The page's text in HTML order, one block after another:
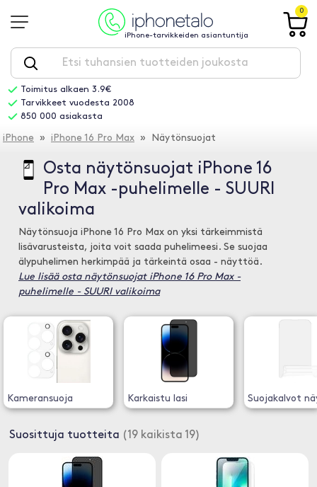
iPhone-tarvikkeiden asiantuntija
0
Toimitus alkaen 3.9€
Tarvikkeet vuodesta 2008
850 000 asiakasta
iPhone » iPhone 16 Pro Max » Näytönsuojat
Osta näytönsuojat iPhone 16
Pro Max -puhelimelle - SUURI
valikoima
Näytönsuoja iPhone 16 Pro Max on yksi tärkeimmistä
lisävarusteista, joita voit saada puhelimeesi. Se suojaa
älypuhelimen herkimpää ja tärkeintä osaa - näyttöä.
Lue lisää osta näytönsuojat iPhone 16 Pro Max -
puhelimelle - SUURI valikoima
Kameransuoja Karkaistu lasi Suojakalvot
Suosittuja tuotteita (19 kaikista 19)